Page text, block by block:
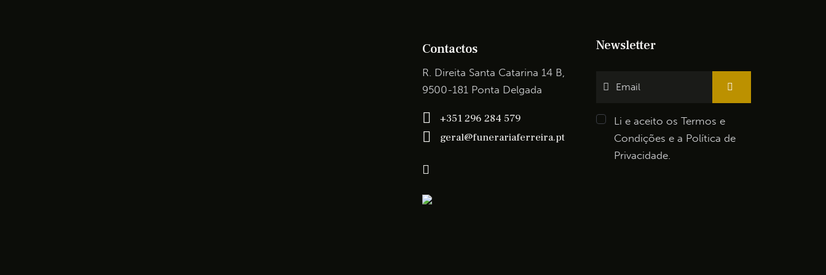
Contactos
R. Direita Santa Catarina 14 B,
9500-181 Ponta Delgada
+351 296 284 579
geral@funerariaferreira.pt
Newsletter
Li e aceito os Termos e
Condições e a Política de
Privacidade.